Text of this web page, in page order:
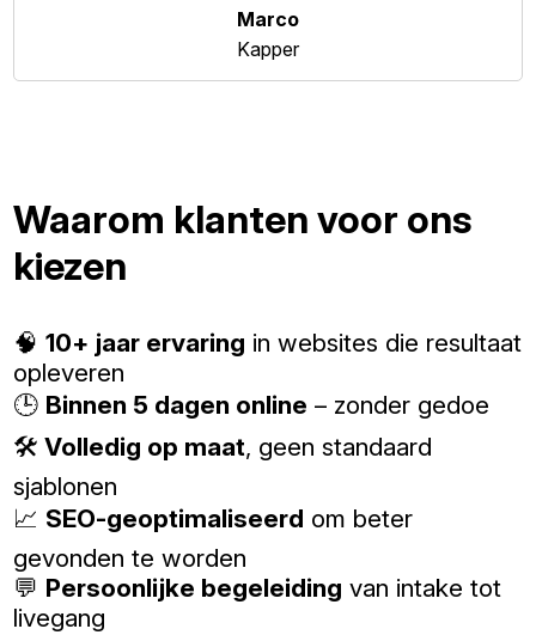
Marco
Kapper
Waarom klanten voor ons
kiezen
🧠10+ jaar ervaring in websites die resultaat
opleveren
🕒 Binnen 5 dagen online – zonder gedoe
🛠️Volledig op maat, geen standaard
sjablonen
📈 SEO-geoptimaliseerd om beter
gevonden te worden
💬 Persoonlijke begeleiding van intake tot
livegang